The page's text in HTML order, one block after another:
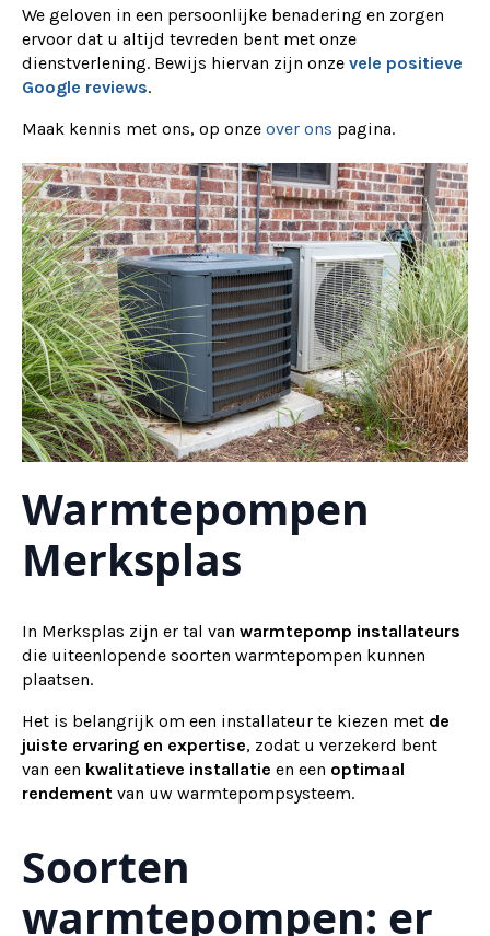
We geloven in een persoonlijke benadering en zorgen
ervoor dat u altijd tevreden bent met onze
dienstverlening. Bewijs hiervan zijn onze vele positieve
Google reviews.
Maak kennis met ons, op onze over ons pagina.
Warmtepompen
Merksplas
In Merksplas zijn er tal van warmtepomp installateurs
die uiteenlopende soorten warmtepompen kunnen
plaatsen.
Het is belangrijk om een installateur te kiezen met de
juiste ervaring en expertise, zodat u verzekerd bent
van een kwalitatieve installatie en een optimaal
rendement van uw warmtepompsysteem.
Soorten
warmtepompen: er